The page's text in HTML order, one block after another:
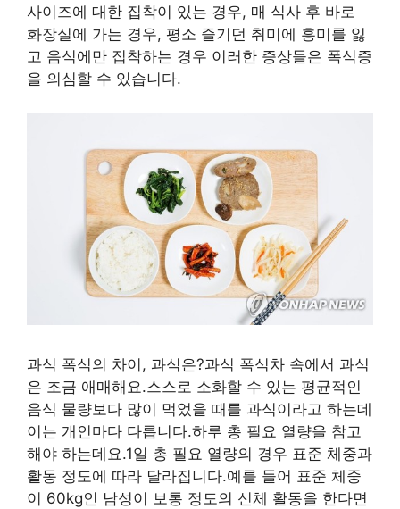
사이즈에 대한 집착이 있는 경우, 매 식사 후 바로
화장실에 가는 경우, 평소 즐기던 취미에 흥미를 잃
고 음식에만 집착하는 경우 이러한 증상들은 폭식증
을 의심할 수 있습니다.
과식 폭식의 차이, 과식은?과식 폭식차 속에서 과식
은 조금 애매해요.스스로 소화할 수 있는 평균적인
음식 물량보다 많이 먹었을 때를 과식이라고 하는데
이는 개인마다 다릅니다.하루 총 필요 열량을 참고
해야 하는데요.1일 총 필요 열량의 경우 표준 체중과
활동 정도에 따라 달라집니다.예를 들어 표준 체중
이 60kg인 남성이 보통 정도의 신체 활동을 한다면